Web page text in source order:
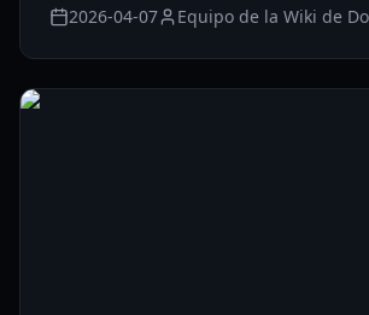
2026-04-07 Equipo de la Wiki de